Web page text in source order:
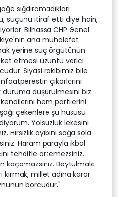
sığdıramadıkları
suçunu itiraf etti diye hain,
Bilhassa CHP Genel
ana muhalefet
yerine suç örgütünün
etmesi üzüntü verici
Siyasi rakibimiz bile
çıkarlarını
duruma düşürülmesini biz
hem partilerini
çekenlere şu hususu
Yolsuzluk lekesini
Hırsızlık ayıbını sağa sola
Haram parayla ikbal
tehditle örtemezsiniz.
kaçamazsınız. Beytülmale
millet adına karar
borcudur."